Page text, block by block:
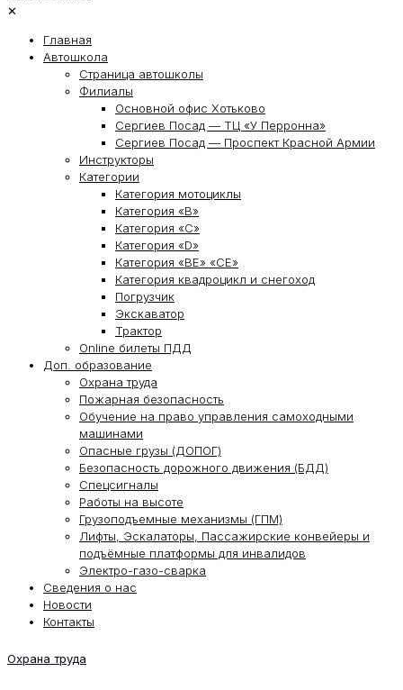
✕
Главная
Автошкола
Страница автошколы
Филиалы
Основной офис Хотьково
Сергиев Посад — ТЦ «У Перронна»
Сергиев Посад — Проспект Красной Армии
Инструкторы
Категории
Категория мотоциклы
Категория «В»
Категория «С»
Категория «D»
Категория «ВЕ» «СЕ»
Категория квадроцикл и снегоход
Погрузчик
Экскаватор
Трактор
Online билеты ПДД
Доп. образование
Охрана труда
Пожарная безопасность
Обучение на право управления самоходными
машинами
Опасные грузы (ДОПОГ)
Безопасность дорожного движения (БДД)
Спецсигналы
Работы на высоте
Грузоподъемные механизмы (ГПМ)
Лифты, Эскалаторы, Пассажирские конвейеры и
подъёмные платформы для инвалидов
Электро-газо-сварка
Сведения о нас
Новости
Контакты
Охрана труда